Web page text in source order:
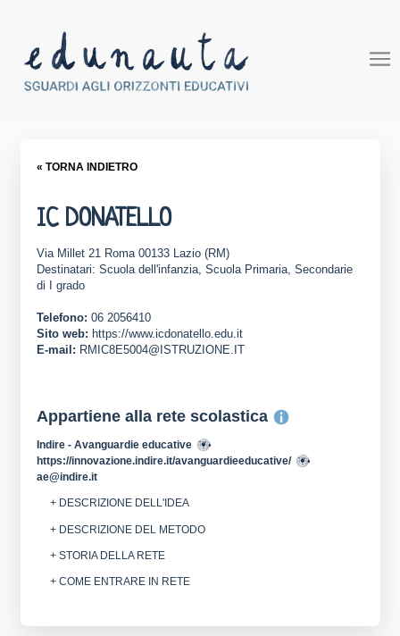
« TORNA INDIETRO
IC DONATELLO
Via Millet 21 Roma 00133 Lazio (RM)
Destinatari: Scuola dell'infanzia, Scuola Primaria, Secondarie
di I grado
Telefono: 06 2056410
Sito web: https://www.icdonatello.edu.it
E-mail: RMIC8E5004@ISTRUZIONE.IT
Appartiene alla rete scolastica
Indire - Avanguardie educative
https://innovazione.indire.it/avanguardieeducative/
ae@indire.it
+ DESCRIZIONE DELL'IDEA
+ DESCRIZIONE DEL METODO
+ STORIA DELLA RETE
+ COME ENTRARE IN RETE